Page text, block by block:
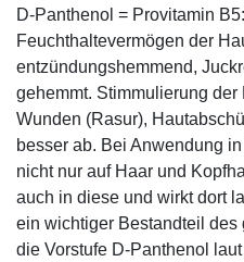
D-Panthenol = Provitamin
Feuchthaltevermögen der
entzündungshemmend,
gehemmt. Stimmulierung
Wunden (Rasur),
besser ab. Bei Anwendung
nicht nur auf Haar und
auch in diese und wirkt dort
ein wichtiger Bestandteil
die Vorstufe D-Panthenol